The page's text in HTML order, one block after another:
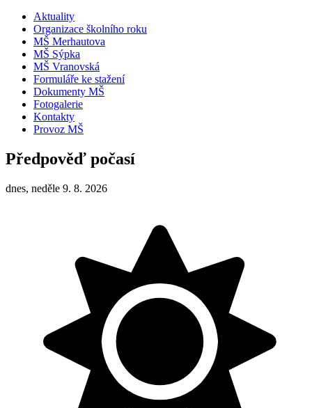
Aktuality
Organizace školního roku
MŠ Merhautova
MŠ Sýpka
MŠ Vranovská
Formuláře ke stažení
Dokumenty MŠ
Fotogalerie
Kontakty
Provoz MŠ
Předpověď počasí
dnes, neděle 9. 8. 2026